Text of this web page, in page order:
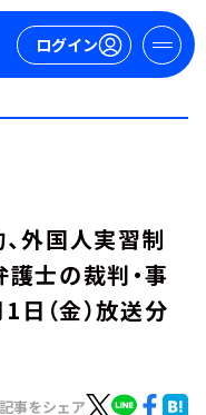
ログイン
、外国人実習制
士の裁判・事
（金）放送分
事をシェア